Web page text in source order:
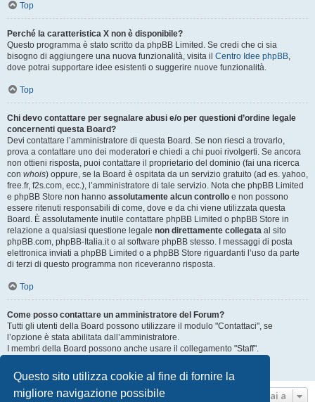
Questo sito utilizza cookie al fine di fornire la
migliore navigazione possibile
Top
Perché la caratteristica X non è disponibile?
Questo programma è stato scritto da phpBB Limited. Se credi che ci sia
bisogno di aggiungere una nuova funzionalità, visita il Centro Idee phpBB,
dove potrai supportare idee esistenti o suggerire nuove funzionalità.
Top
Chi devo contattare per segnalare abusi e/o per questioni d’ordine legale
concernenti questa Board?
Devi contattare l’amministratore di questa Board. Se non riesci a trovarlo,
prova a contattare uno dei moderatori e chiedi a chi puoi rivolgerti. Se ancora
non ottieni risposta, puoi contattare il proprietario del dominio (fai una ricerca
con whois) oppure, se la Board è ospitata da un servizio gratuito (ad es. yahoo,
free.fr, f2s.com, ecc.), l’amministratore di tale servizio. Nota che phpBB Limited
e phpBB Store non hanno assolutamente alcun controllo e non possono
essere ritenuti responsabili di come, dove e da chi viene utilizzata questa
Board. È assolutamente inutile contattare phpBB Limited o phpBB Store in
relazione a qualsiasi questione legale non direttamente collegata al sito
phpBB.com, phpBB-Italia.it o al software phpBB stesso. I messaggi di posta
elettronica inviati a phpBB Limited o a phpBB Store riguardanti l’uso da parte
di terzi di questo programma non riceveranno risposta.
Top
Come posso contattare un amministratore del Forum?
Tutti gli utenti della Board possono utilizzare il modulo "Contattaci", se
l’opzione è stata abilitata dall’amministratore.
I membri della Board possono anche usare il collegamento "Staff".
Top
Vai a